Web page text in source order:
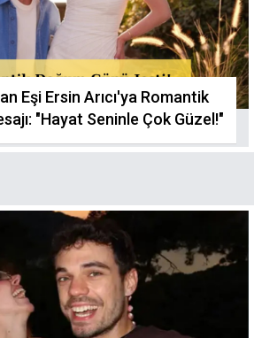
Eşi Ersin Arıcı'ya Romantik
"Hayat Seninle Çok Güzel!"